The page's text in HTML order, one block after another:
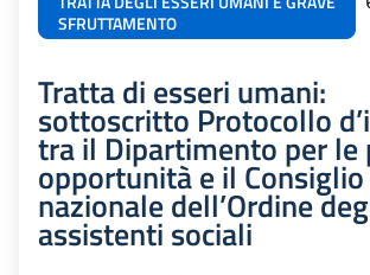
SFRUTTAMENTO
Tratta di esseri umani:
sottoscritto Protocollo
tra il Dipartimento per le
opportunità e il Consiglio
nazionale dell’Ordine
assistenti sociali